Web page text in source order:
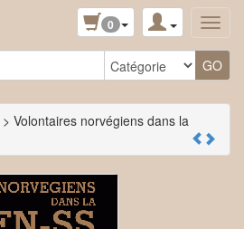
0
> Volontaires norvégiens dans la